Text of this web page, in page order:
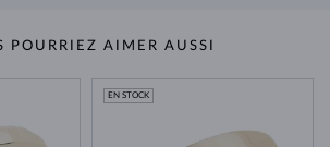
POURRIEZ AIMER AUSSI
EN STOCK